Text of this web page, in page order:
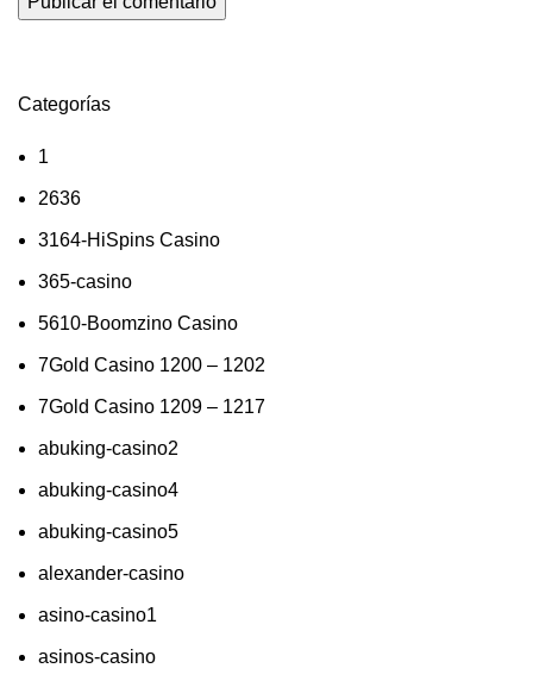
Categorías
1
2636
3164-HiSpins Casino
365-casino
5610-Boomzino Casino
7Gold Casino 1200 – 1202
7Gold Casino 1209 – 1217
abuking-casino2
abuking-casino4
abuking-casino5
alexander-casino
asino-casino1
asinos-casino